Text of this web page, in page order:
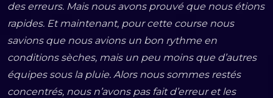
des erreurs. Mais nous avons prouvé que nous étions
rapides. Et maintenant, pour cette course nous
savions que nous avions un bon rythme en
conditions sèches, mais un peu moins que d’autres
équipes sous la pluie. Alors nous sommes restés
concentrés, nous n’avons pas fait d’erreur et les